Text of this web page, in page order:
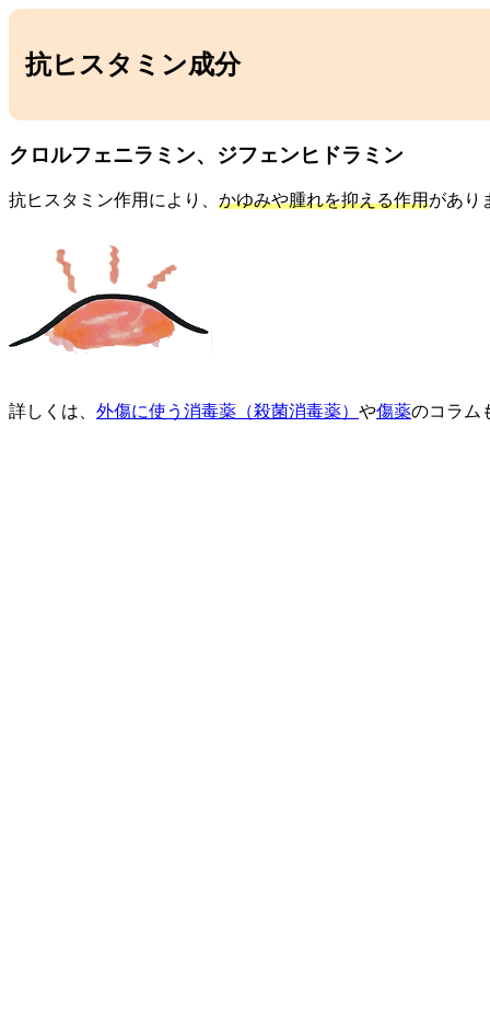
抗ヒスタミン成分
クロルフェニラミン、ジフェンヒドラミン
抗ヒスタミン作用により、 かゆみや腫れを抑える作用があり
詳しくは、 外傷に使う消毒薬（殺菌消毒薬） や傷薬のコラム